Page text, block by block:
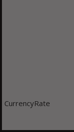
CurrencyRate